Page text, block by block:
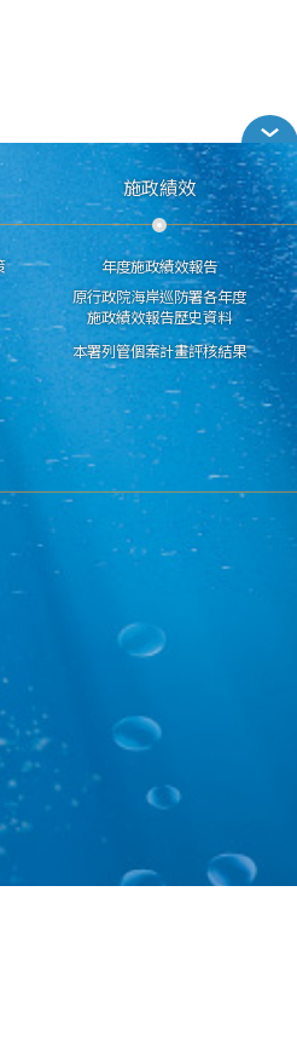
施政績效
年度施政績效報告
原行政院海岸巡防署各年度
施政績效報告歷史資料
本署列管個案計畫評核結果